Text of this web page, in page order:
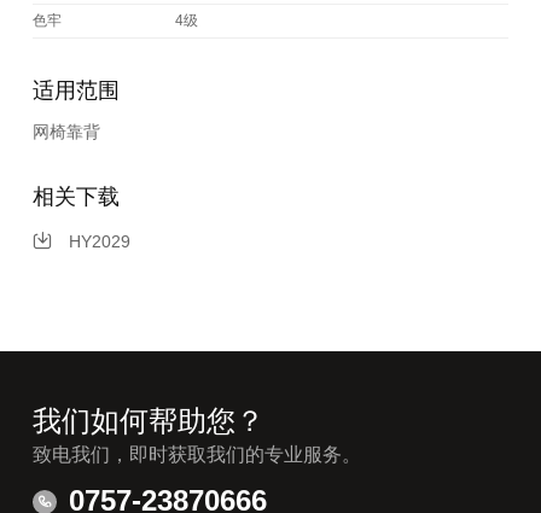
色牢
4级
适用范围
网椅靠背
相关下载
HY2029
我们如何帮助您？
致电我们，即时获取我们的专业服务。
0757-23870666